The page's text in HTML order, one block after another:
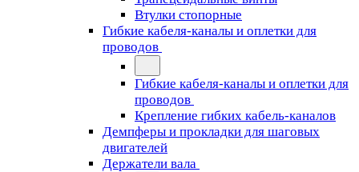
Втулки стопорные
Гибкие кабеля-каналы и оплетки для
проводов
Гибкие кабеля-каналы и оплетки для
проводов
Крепление гибких кабель-каналов
Демпферы и прокладки для шаговых
двигателей
Держатели вала